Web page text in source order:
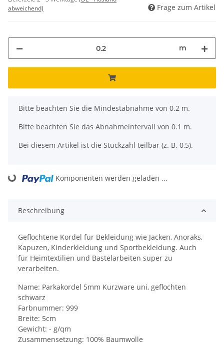
abweichend)
Frage zum Artikel
m
x
Bitte beachten Sie die Mindestabnahme von 0.2 m.
Bitte beachten Sie das Abnahmeintervall von 0.1 m.
Bei diesem Artikel ist die Stückzahl teilbar (z. B. 0,5).
Loading... Komponenten werden geladen ...
Beschreibung
Geflochtene Kordel für Bekleidung wie Jacken, Anoraks,
Kapuzen, Kinderkleidung und Sportbekleidung. Auch
für Heimtextilien und Bastelarbeiten super zu
verarbeiten.
Name: Parkakordel 5mm Kurzware uni, geflochten
schwarz
Farbnummer: 999
Breite: 5cm
Gewicht: - g/qm
Zusammensetzung: 100% Baumwolle